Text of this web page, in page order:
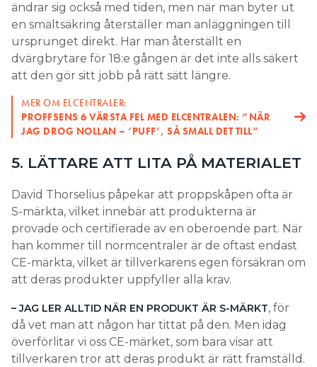
ändrar sig också med tiden, men när man byter ut
en smältsäkring återställer man anläggningen till
ursprunget direkt. Har man återställt en
dvärgbrytare för 18:e gången är det inte alls säkert
att den gör sitt jobb på rätt sätt längre.
MER OM ELCENTRALER:
PROFFSENS 6 VÄRSTA FEL MED ELCENTRALEN: ”NÄR
JAG DROG NOLLAN – ‘PUFF’, SÅ SMALL DET TILL”
5. LÄTTARE ATT LITA PÅ MATERIALET
David Thorselius påpekar att proppskåpen ofta är
S-märkta, vilket innebär att produkterna är
provade och certifierade av en oberoende part. När
han kommer till normcentraler är de oftast endast
CE-märkta, vilket är tillverkarens egen försäkran om
att deras produkter uppfyller alla krav.
– JAG LER ALLTID NÄR EN PRODUKT ÄR S-MÄRKT, för
då vet man att någon har tittat på den. Men idag
överförlitar vi oss CE-märket, som bara visar att
tillverkaren tror att deras produkt är rätt framställd.